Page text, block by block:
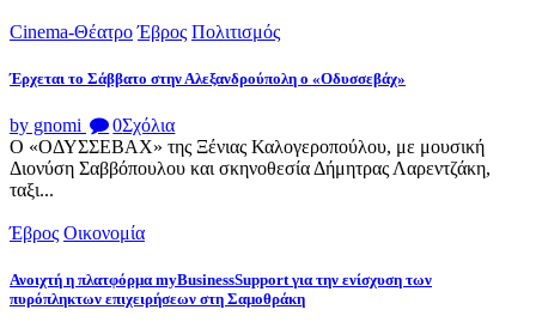
Cinema-Θέατρο Έβρος Πολιτισμός
Έρχεται το Σάββατο στην Αλεξανδρούπολη ο «Οδυσσεβάχ»
by gnomi 0Σχόλια
Ο «ΟΔΥΣΣΕΒΑΧ» της Ξένιας Καλογεροπούλου, με μουσική
Διονύση Σαββόπουλου και σκηνοθεσία Δήμητρας Λαρεντζάκη,
ταξι...
Έβρος Οικονομία
Ανοιχτή η πλατφόρμα myBusinessSupport για την ενίσχυση των
πυρόπληκτων επιχειρήσεων στη Σαμοθράκη